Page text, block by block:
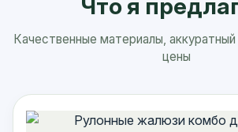
Что я
Качественные материалы,
цены